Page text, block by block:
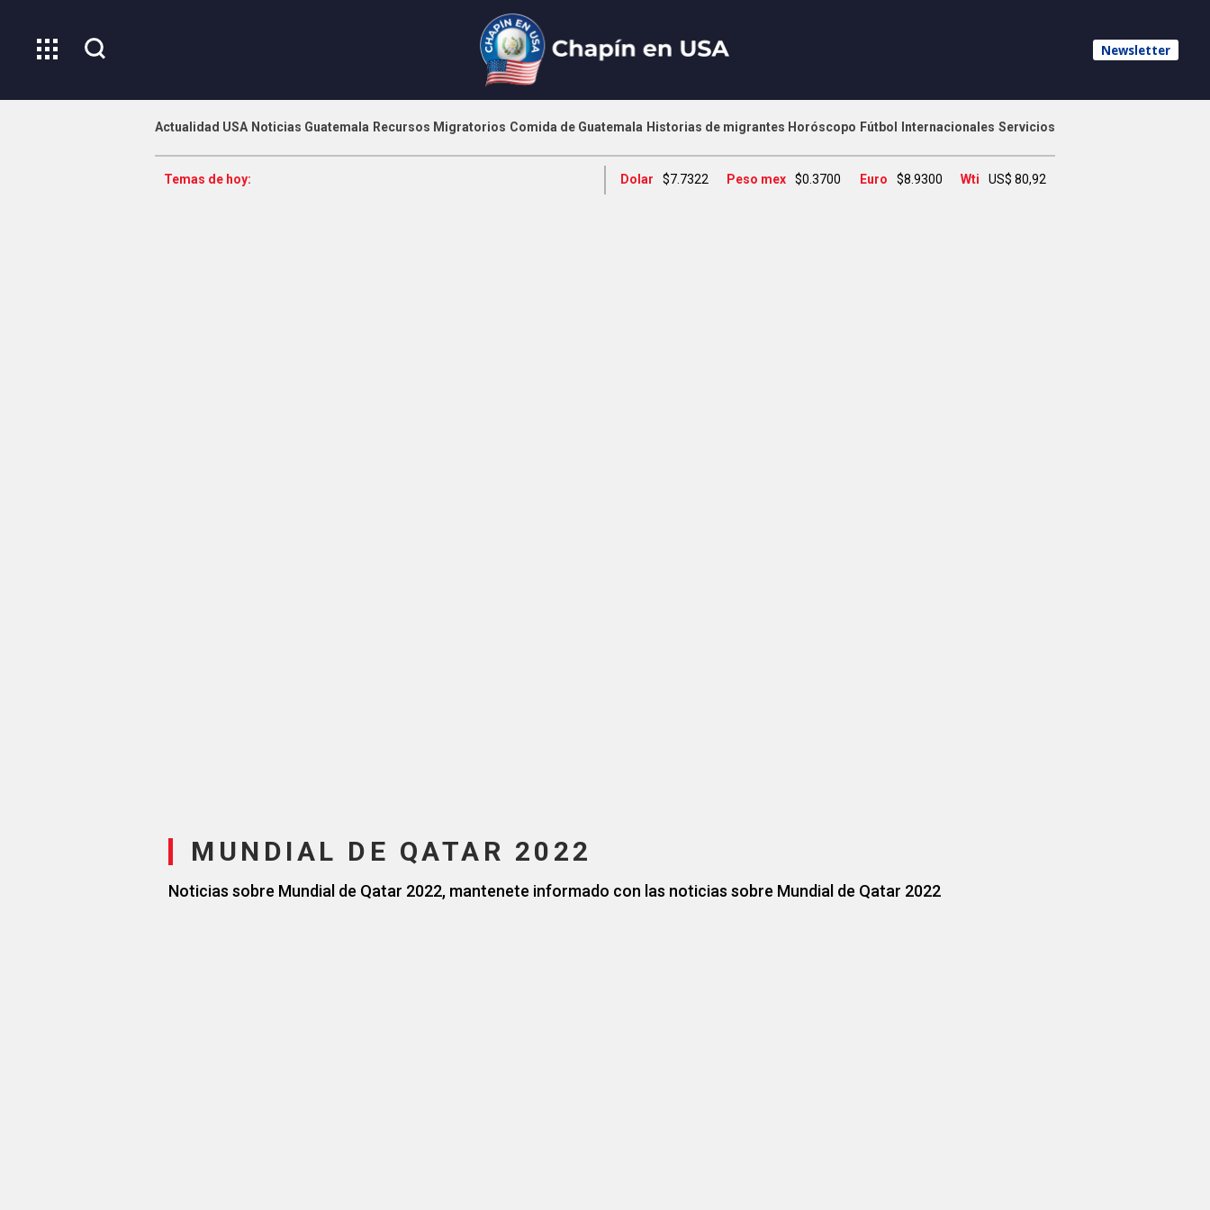
Newsletter
Actualidad USA Noticias Guatemala Recursos Migratorios Comida de Guatemala Historias de migrantes Horóscopo Fútbol Internacionales Servicios
Temas de hoy: Dolar $7.7322 Peso mex $0.3700 Euro $8.9300 Wti US$ 80,92
MUNDIAL DE QATAR 2022
Noticias sobre Mundial de Qatar 2022, mantenete informado con las noticias sobre Mundial de Qatar 2022